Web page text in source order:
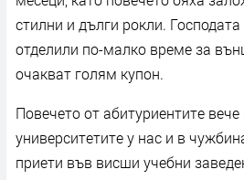
стилни и дълги рокли. Господата
отделили по-малко време за
очакват голям купон.
Повечето от абитуриентите
университетите у нас и в
приети във висши учебни